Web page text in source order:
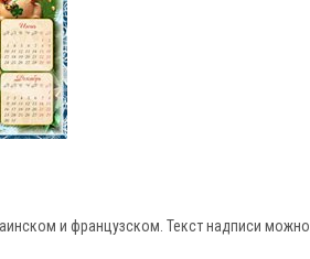
и французском. Текст надписи можно